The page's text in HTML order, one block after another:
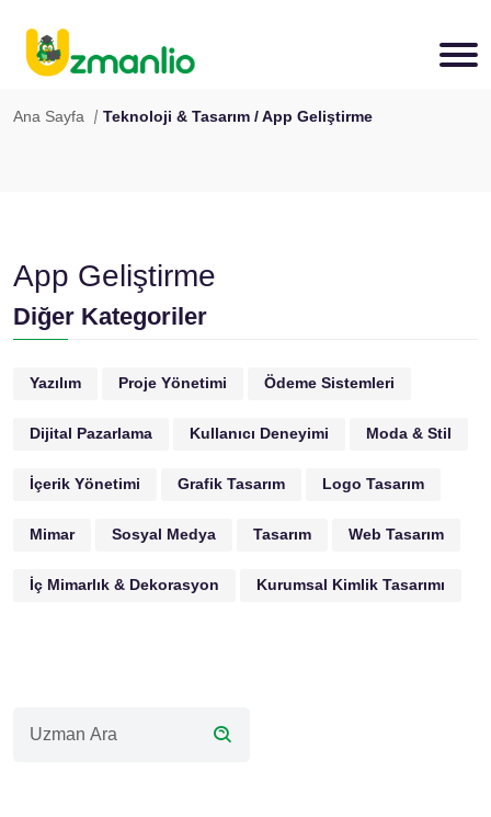
Ana Sayfa Teknoloji & Tasarım / App Geliştirme
App Geliştirme
Diğer Kategoriler
Yazılım Proje Yönetimi Ödeme Sistemleri
Dijital Pazarlama Kullanıcı Deneyimi Moda & Stil
İçerik Yönetimi Grafik Tasarım Logo Tasarım
Mimar Sosyal Medya Tasarım Web Tasarım
İç Mimarlık & Dekorasyon Kurumsal Kimlik Tasarımı